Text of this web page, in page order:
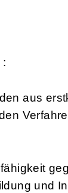
:
aus
und